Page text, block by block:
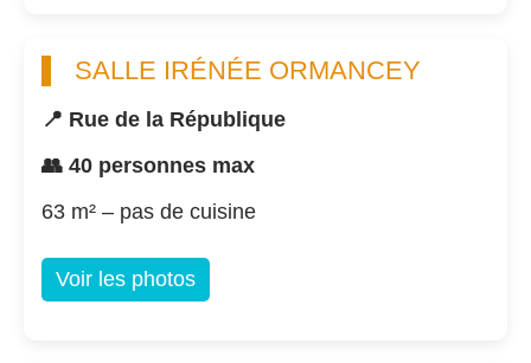
SALLE IRÉNÉE ORMANCEY
📍 Rue de la République
👥 40 personnes max
63 m² – pas de cuisine
Voir les photos